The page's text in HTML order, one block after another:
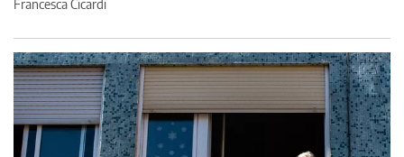
Francesca Cicardi